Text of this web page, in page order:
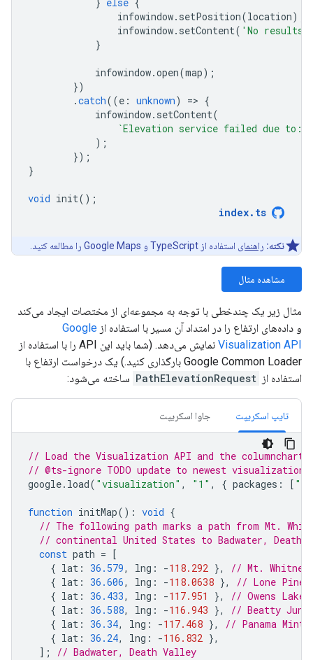
infowindow. setPosition(location);
infowindow. setContent( 'No results
}
infowindow.open(map);
})
.catch((e : unknown) => {
infowindow. setContent(
`Elevation service failed due to:
);
});
}
void init();
index. ts
نکته: راهنمای استفاده از TypeScript و Google Maps را مطالعه کنید.
مشاهده مثال
مثال زیر یک چندخطی با توجه به مجموعه‌ای از مختصات ایجاد می‌کند
و داده‌های ارتفاع را در امتداد آن مسیر با استفاده از Google
Visualization API
نمایش می‌دهد. (شما باید این API را با استفاده از
Google Common Loader بارگذاری کنید.) یک درخواست ارتفاع با
استفاده از PathElevationRequest ساخته می‌شود:
تایپ اسکریپت جاوا اسکریپت
// Load the Visualization API and the columnchart
// @ts-ignore TODO update to newest
google. load( "visualization" , "1" , { packages : [
function initMap() : void {
// The following path marks a path from Mt.
// continental United States to Badwater,
const path =
[
{ lat : 36.579, lng : -118.292 },
// Mt. Whitney
{ lat : 36.606, lng : -118.0638 },
// Lone Pine
{ lat : 36.433, lng : -117.951 },
// Owens Lake
{ lat : 36.588, lng : -116.943 },
// Beatty
{ lat : 36.34, lng : -117.468 },
// Panama Mint
{ lat : 36.24, lng : -116.832 },
];
// Badwater, Death Valley